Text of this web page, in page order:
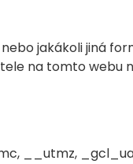
jakákoli jiná
na tomto
__utmz,